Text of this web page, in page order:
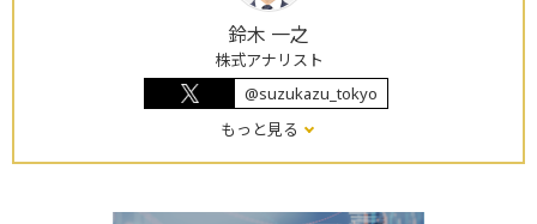
鈴木 一之
株式アナリスト
@suzukazu_tokyo
もっと見る